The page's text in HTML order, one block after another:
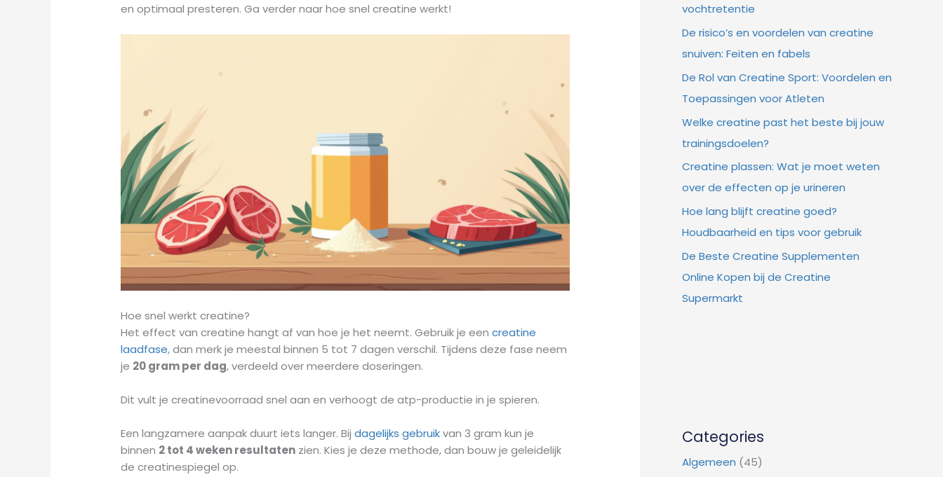
en optimaal presteren. Ga verder naar hoe snel creatine werkt!
Hoe snel werkt creatine?
Het effect van creatine hangt af van hoe je het neemt. Gebruik je eencreatine
laadfase, dan merk je meestal binnen 5 tot 7 dagen verschil. Tijdens deze fase neem
je 20 gram per dag, verdeeld over meerdere doseringen.
Dit vult je creatinevoorraad snel aan en verhoogt de atp-productie in je spieren.
Een langzamere aanpak duurt iets langer. Bijdagelijks gebruikvan 3 gram kun je
binnen 2 tot 4 weken resultaten zien. Kies je deze methode, dan bouw je geleidelijk
de creatinespiegel op.
vochtretentie
De risico’s en voordelen van creatine
snuiven: Feiten en fabels
De Rol van Creatine Sport: Voordelen en
Toepassingen voor Atleten
Welke creatine past het beste bij jouw
trainingsdoelen?
Creatine plassen: Wat je moet weten
over de effecten op je urineren
Hoe lang blijft creatine goed?
Houdbaarheid en tips voor gebruik
De Beste Creatine Supplementen
Online Kopen bij de Creatine
Supermarkt
Categories
Algemeen (45)